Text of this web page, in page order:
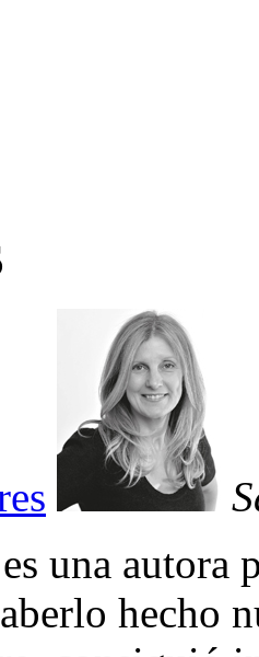
es una autora
hecho